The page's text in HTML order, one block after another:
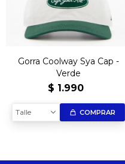
Gorra Coolway Sya Cap -
Verde
$ 1.990
Talle COMPRAR